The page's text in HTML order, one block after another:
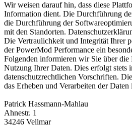
Wir weisen darauf hin, dass diese
Information dient. Die Durchführung
die Durchführung der
mit den Standorten.
Die Vertraulichkeit und Integrität Ihrer
der PowerMod Performance ein
Folgenden informieren wir Sie über die
Nutzung Ihrer Daten. Dies erfolgt stets
datenschutzrechtlichen Vorschriften.
das Erheben und Verarbeiten der Daten
Patrick Hassmann-Mahlau
Ahnestr. 1
34246 Vellmar